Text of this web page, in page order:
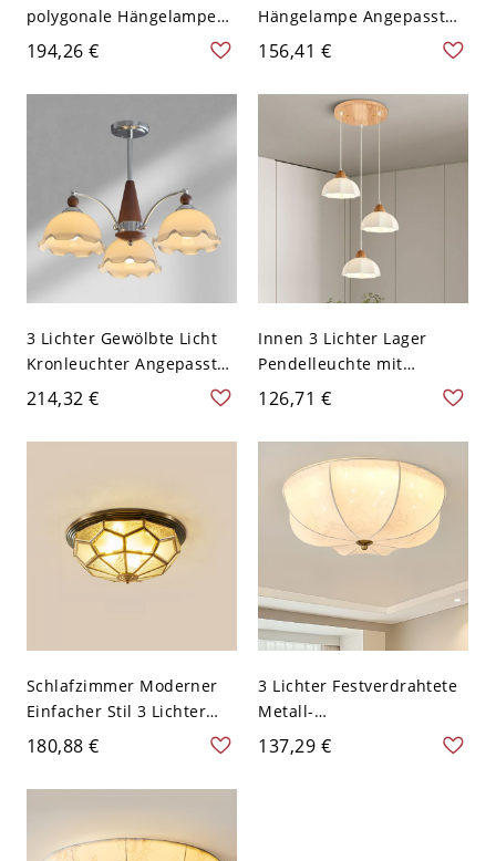
polygonale Hängelampe
mit Aufhängestange für
den Wohnbereich und
höhenverstellbar - 3 Beige
194,26 €
Hängelampe Angepasst
für E26/E27
LED/Glühlampe/Leuchtsto
fflampe mit Verstellbarem
Hängestab & Oben Kreide
Festverdrahtet, Chrom,
110V-120V
156,41 €
3 Lichter Gewölbte Licht
Kronleuchter Angepasst
für E26/E27
LED/Glühlampe/Fluoreszie
rend mit Verstellbarem
Direkt Verdrahtet
Elektrisch, 110V-120V,
Scheune
214,32 €
Innen 3 Lichter Lager
Pendelleuchte mit
weißem Glas/weißem
Glasschirm & Schnur,
110V-120V, Scheune, Rund
126,71 €
Schlafzimmer Moderner
Einfacher Stil 3 Lichter
Messing Deckenleuchte
Angepasst für
LED/Glühlampe/Leuchtsto
Glaslampenschirm, 110V-
180,88 €
3 Lichter Festverdrahtete
Metall-
Deckenbeleuchtung mit
weißem strukturiertem
137,29 €